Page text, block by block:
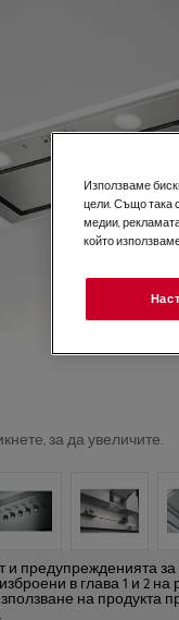
за да увеличите.
и предупрежденията
в глава 1 и 2 на
на продукта
Използваме
цели. Също така
медии,
който